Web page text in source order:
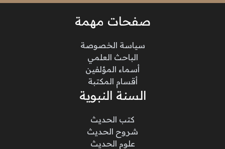
صفحات مهمة
سياسة الخصوصة
الباحث العلمي
أسماء المؤلفين
أقسام المكتبة
السنة النبوية
كتب الحديث
شروح الحديث
علوم الحديث